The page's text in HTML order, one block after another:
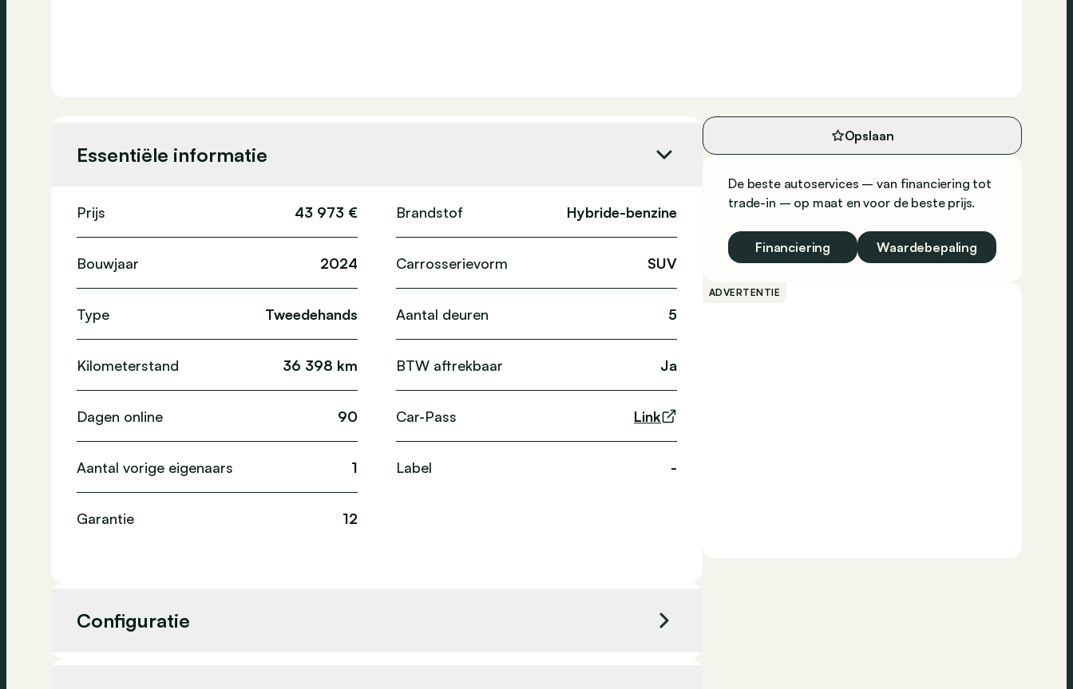
Essentiële informatie
Prijs 43 973 €
Bouwjaar 2024
Type Tweedehands
Kilometerstand 36 398 km
Dagen online 90
Aantal vorige eigenaars 1
Garantie 12
Brandstof Hybride-benzine
Carrosserievorm SUV
Aantal deuren 5
BTW aftrekbaar Ja
Car-Pass Link
Label -
Configuratie
Opslaan
De beste autoservices – van financiering tot
trade-in – op maat en voor de beste prijs.
Financiering Waardebepaling
ADVERTENTIE